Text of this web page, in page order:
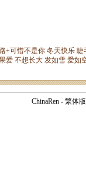
ChinaRen - 繁体版